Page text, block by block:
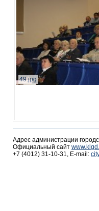
49.jpg
Адрес администрации
Официальный сайт
+7 (4012) 31-10-31, E-mail: